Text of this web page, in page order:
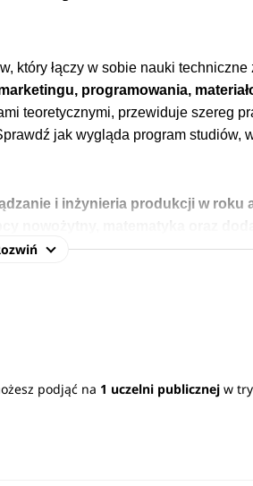
który łączy w sobie nauki techniczne
programowania,
teoretycznymi, przewiduje szereg
jak wygląda program studiów,
i inżynieria produkcji w roku
nowożytny, oraz
maturalne na uczelniach>
Ponadto zyskają zdolności z
marketingu i ekonomii.
na zatrudnienie w firmach
podjąć na 1 uczelni publicznej w